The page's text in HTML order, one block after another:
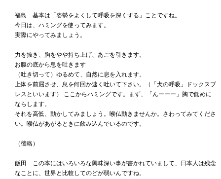
福島 基本は「姿勢をよくして呼吸を深くする」ことですね。
今日は、ハミングを使ってみます。
実際にやってみましょう。
力を抜き、胸をやや持ち上げ、あごを引きます。
お腹の底から息を吐きます
（吐き切って）ゆるめて、自然に息を入れます。
上体を前屈させ、息を何回か速く吐いて下さい。（「犬の呼吸」ドックスブ
レスといいます） ここからハミングです。まず、「んーーー」胸で低めに
ならします。
それを高低、動かしてみましょう。喉仏動きませんか。さわってみてくださ
い。喉仏があがるときに飲み込んでいるのです。
（後略）
飯田 この本にはいろいろな興味深い事が書かれていまして、日本人は残念
なことに、世界と比較してのどが弱いんですね。